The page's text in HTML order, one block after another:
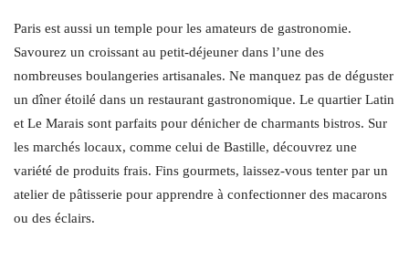
Paris est aussi un temple pour les amateurs de gastronomie.
Savourez un croissant au petit-déjeuner dans l’une des
nombreuses boulangeries artisanales. Ne manquez pas de déguster
un dîner étoilé dans un restaurant gastronomique. Le quartier Latin
et Le Marais sont parfaits pour dénicher de charmants bistros. Sur
les marchés locaux, comme celui de Bastille, découvrez une
variété de produits frais. Fins gourmets, laissez-vous tenter par un
atelier de pâtisserie pour apprendre à confectionner des macarons
ou des éclairs.